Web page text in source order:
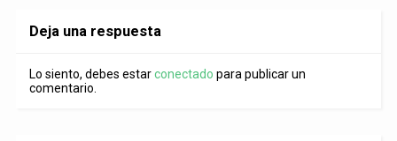
Deja una respuesta
Lo siento, debes estarconectado para publicar un
comentario.